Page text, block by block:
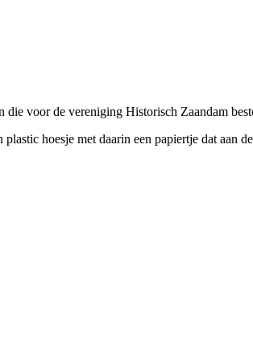
voor de vereniging Historisch Zaandam
hoesje met daarin een papiertje dat aan